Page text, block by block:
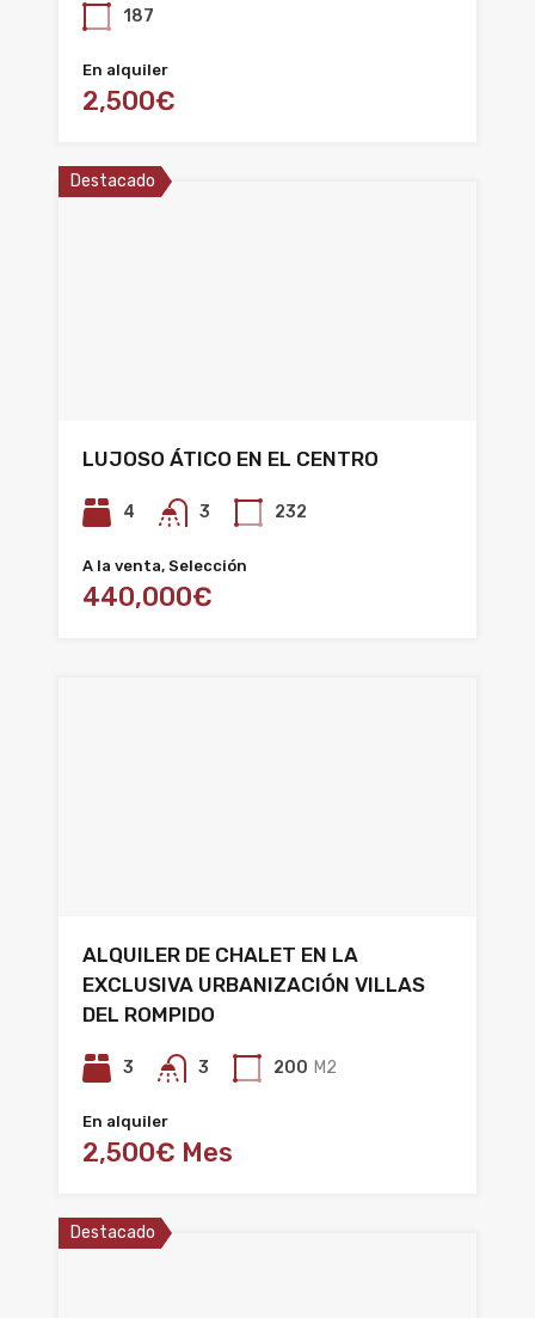
187
En alquiler
2,500€
Destacado
LUJOSO ÁTICO EN EL CENTRO
4 3 232
A la venta, Selección
440,000€
ALQUILER DE CHALET EN LA
EXCLUSIVA URBANIZACIÓN VILLAS
DEL ROMPIDO
3 3 200 M2
En alquiler
2,500€ Mes
Destacado